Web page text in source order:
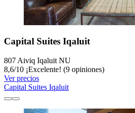
Capital Suites Iqaluit
807 Aiviq Iqaluit NU
8,6/10 ¡Excelente! (9 opiniones)
Ver precios
Capital Suites Iqaluit